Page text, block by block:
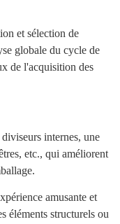
et sélection de
globale du cycle de
de l'acquisition des
internes, une
etc., qui améliorent
amusante et
éléments structurels ou